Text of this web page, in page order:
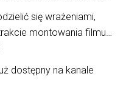
się wrażeniami,
montowania filmu…
dostępny na kanale